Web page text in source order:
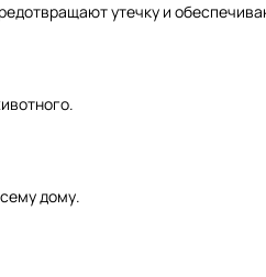
утечку и
дому.